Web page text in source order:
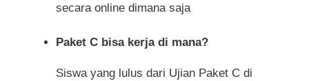
secara online dimana saja
Paket C bisa kerja di mana?
Siswa yang lulus dari Ujian Paket C di